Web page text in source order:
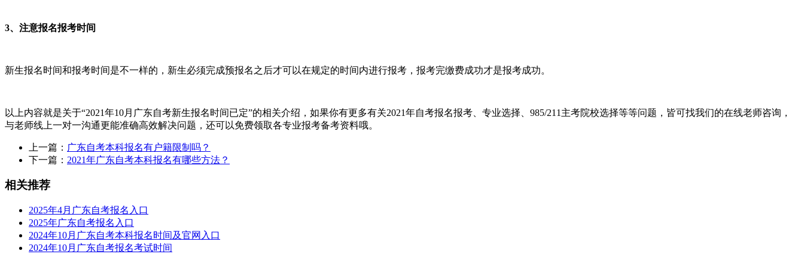
3、注意报名报考时间
新生报名时间和报考时间是不一样的，新生必须完成预报名之后才可以在规定的时间内进行报考，报考完缴费成功才是报考成功。
以上内容就是关于“2021年10月广东自考新生报名时间已定”的相关介绍，如果你有更多有关2021年自考报名报考、专业选择、985/211主考院校选择等等问题，皆可找我们的在线老师咨询，
与老师线上一对一沟通更能准确高效解决问题，还可以免费领取各专业报考备考资料哦。
上一篇： 广东自考本科报名有户籍限制吗？
下一篇： 2021年广东自考本科报名有哪些方法？
相关推荐
2025年4月广东自考报名入口
2025年广东自考报名入口
2024年10月广东自考本科报名时间及官网入口
2024年10月广东自考报名考试时间